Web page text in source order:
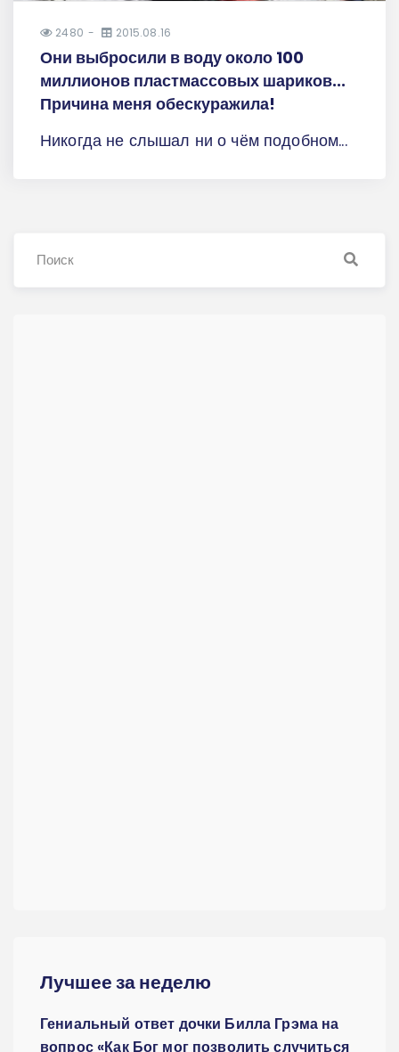
2480 2015.08.16
Они выбросили в воду около 100
миллионов пластмассовых шариков...
Причина меня обескуражила!
Никогда не слышал ни о чём подобном...
Лучшее за неделю
Гениальный ответ дочки Билла Грэма на
вопрос «Как Бог мог позволить случиться